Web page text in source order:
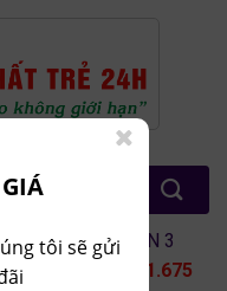
TƯ VẤN 3
0964.651.675
tôi sẽ gửi